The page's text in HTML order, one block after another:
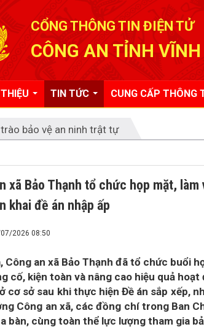
CỔNG THÔNG TIN ĐIỆN TỬ
CÔNG AN TỈNH VĨNH
TIN TỨC CUNG CẤP THÔNG
bảo vệ an ninh trật tự
xã Bảo Thạnh tổ chức họp mặt,
khai đề án nhập ấp
2026 08:50
Công an xã Bảo Thạnh đã tổ chức buổi
cố, kiện toàn và nâng cao hiệu quả
cơ sở sau khi thực hiện Đề án sắp xếp,
Công an xã, các đồng chí trong Ban
bàn, cùng toàn thể lực lượng tham gia